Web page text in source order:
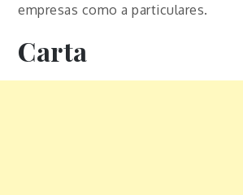
empresas como a particulares.
Carta